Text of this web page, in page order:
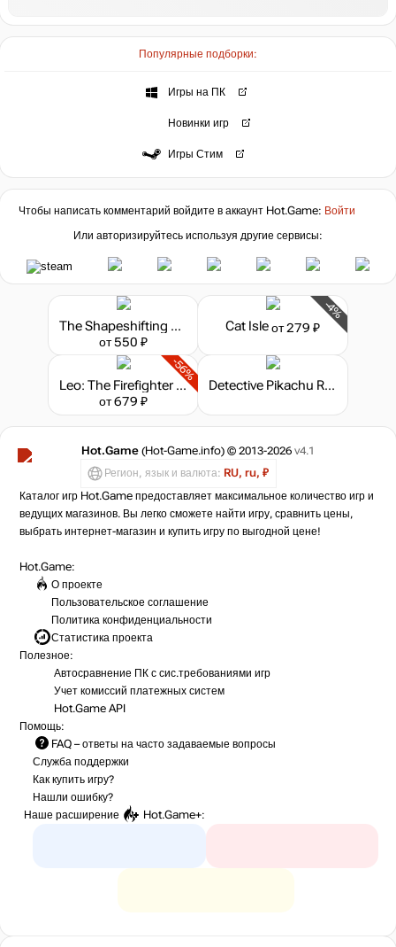
Популярные подборки:
Игры на ПК
Новинки игр
Игры Стим
Чтобы написать комментарий войдите в аккаунт Hot.Game: Войти
Или авторизируйтесь используя другие сервисы:
The Shapeshifting Detective
от 550 ₽
-4%
Cat Isleот 279 ₽
-56%
Leo: The Firefighter Cat
от 679 ₽
Detective Pikachu Returns
Hot.Game (Hot-Game.info) © 2013-2026 v4.1
Регион, язык и валюта: RU, ru, ₽
Каталог игр Hot.Game предоставляет максимальное количество игр и
ведущих магазинов. Вы легко сможете найти игру, сравнить цены,
выбрать интернет-магазин и купить игру по выгодной цене!
Hot.Game:
О проекте
Пользовательское соглашение
Политика конфиденциальности
Статистика проекта
Полезное:
Автосравнение ПК с сис.требованиями игр
Учет комиссий платежных систем
Hot.Game API
Помощь:
FAQ – ответы на часто задаваемые вопросы
Служба поддержки
Как купить игру?
Нашли ошибку?
Наше расширение
Hot.Game+: